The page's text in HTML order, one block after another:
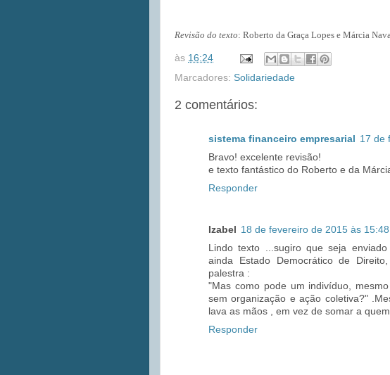
Revisão do texto: Roberto da Graça Lopes e Márcia
às 16:24
Marcadores: Solidariedade
2 comentários:
sistema financeiro empresarial
17 de
Bravo! excelente revisão!
e texto fantástico do Roberto e da
Responder
Izabel
18 de fevereiro de 2015 às 15:48
Lindo texto ...sugiro que seja
ainda Estado Democrático de
palestra :
"Mas como pode um indivíduo,
sem organização e ação coletiva?"
lava as mãos , em vez de somar a
Responder